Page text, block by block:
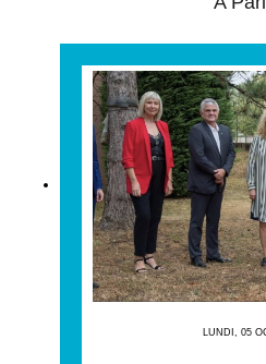
LUNDI, 05